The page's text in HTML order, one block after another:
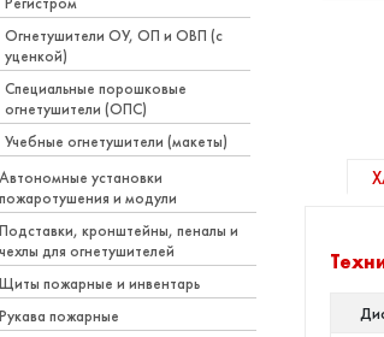
Огнетушители ОУ, ОП и ОВП (с
уценкой)
​Специальные порошковые
огнетушители (ОПС)
Учебные огнетушители (макеты)
Автономные установки
пожаротушения и модули
Подставки, кронштейны, пеналы и
чехлы для огнетушителей
Щиты пожарные и инвентарь
Рукава пожарные